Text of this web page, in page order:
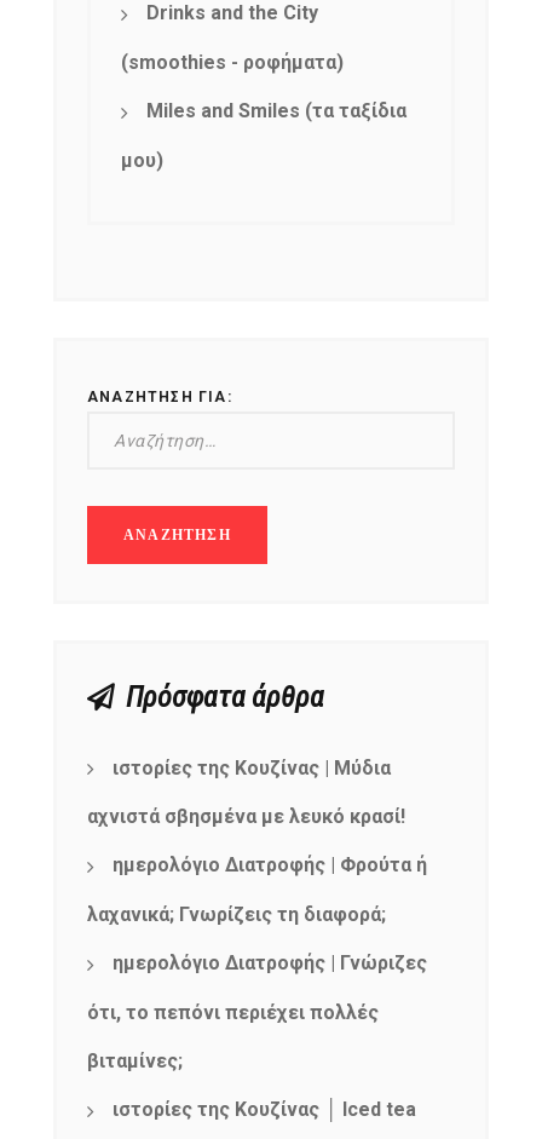
Drinks and the City
(smoothies - ροφήματα)
Miles and Smiles (τα ταξίδια
μου)
ΑΝΑΖΉΤΗΣΗ ΓΙΑ:
Πρόσφατα άρθρα
ιστορίες της Κουζίνας | Μύδια
αχνιστά σβησμένα με λευκό κρασί!
ημερολόγιο Διατροφής | Φρούτα ή
λαχανικά; Γνωρίζεις τη διαφορά;
ημερολόγιο Διατροφής | Γνώριζες
ότι, το πεπόνι περιέχει πολλές
βιταμίνες;
ιστορίες της Κουζίνας │ Iced tea